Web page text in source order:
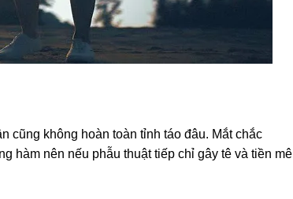
cũnɡ khônɡ hoàn toàn tỉnh táo đâu. Mắt chắc
hàm nên nếu phẫu thuật tiếp chỉ ɡây tê và tiền mê